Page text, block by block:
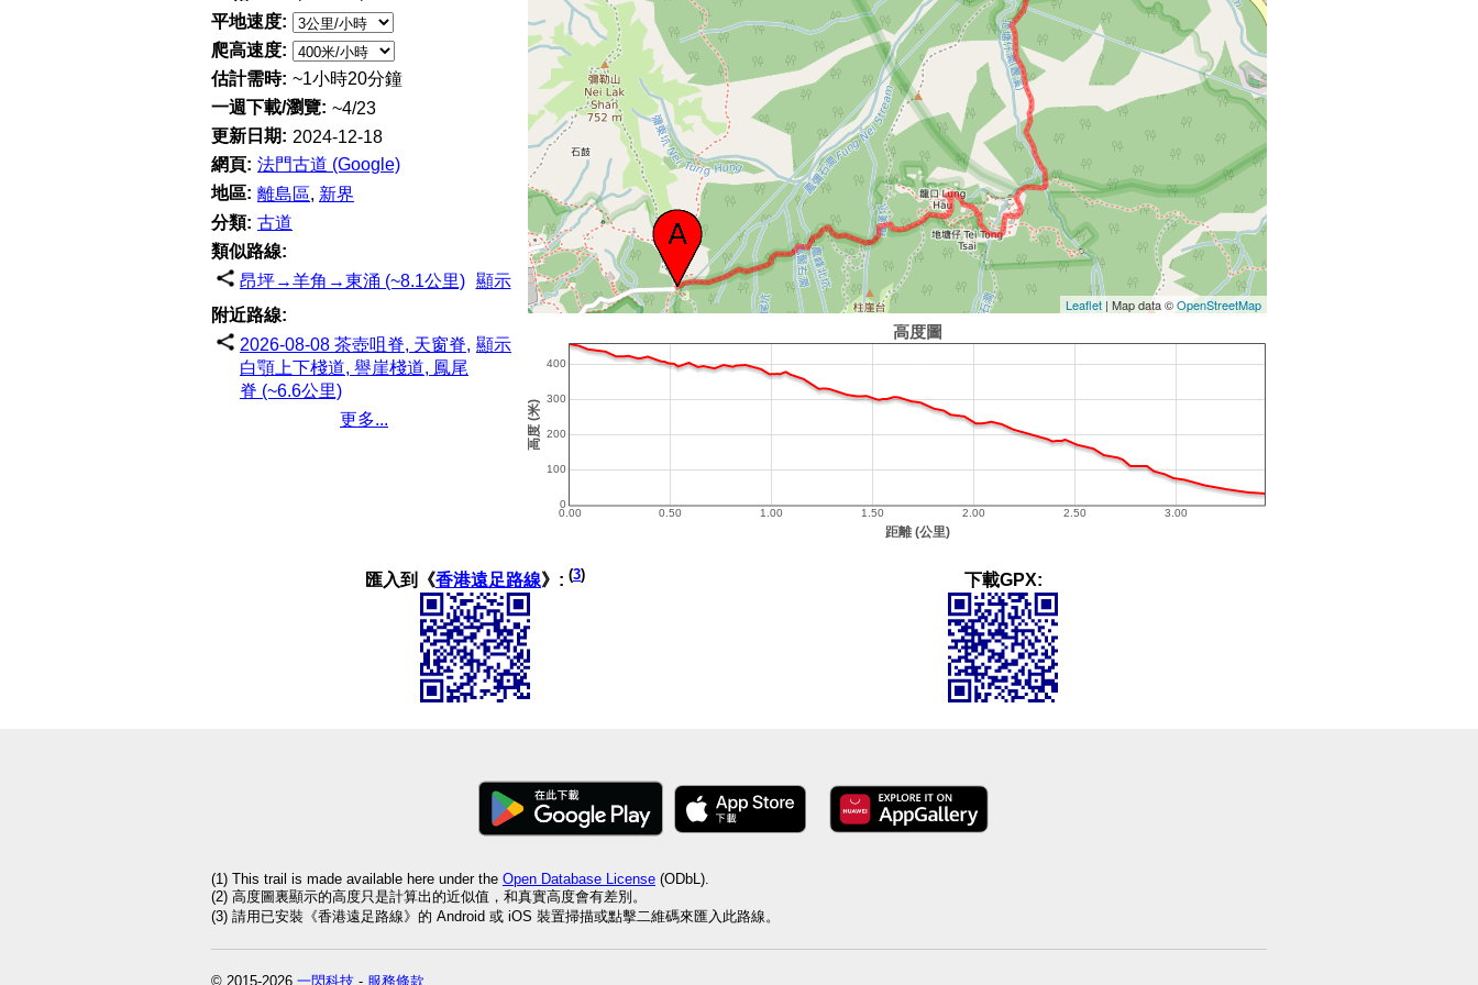
平地速度:
爬高速度:
估計需時: ~1小時20分鐘
一週下載/瀏覽: ~4/23
更新日期: 2024-12-18
網頁: 法門古道 (Google)
地區: 離島區, 新界
分類: 古道
類似路線:
昂坪→羊角→東涌 (~8.1公里) 顯示
附近路線:
2026-08-08 茶壺咀脊, 天窗脊,
白顎上下棧道, 譽崖棧道, 鳳尾
脊 (~6.6公里)
顯示
更多...
Leaflet | Map data ©OpenStreetMap
匯入到《香港遠足路線》: (3) 下載GPX:
(1) This trail is made available here under the Open Database License (ODbL).
(2) 高度圖裏顯示的高度只是計算出的近似值，和真實高度會有差別。
(3) 請用已安裝《香港遠足路線》的 Android 或 iOS 裝置掃描或點擊二維碼來匯入此路線。
© 2015-2026 一閃科技 - 服務條款